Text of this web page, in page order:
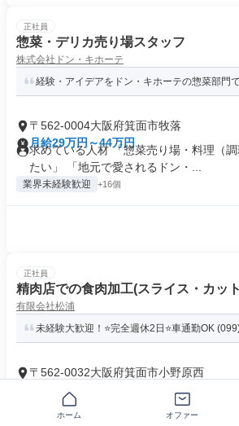
正社員
惣菜・デリカ売り場スタッフ
株式会社ドン・キホーテ
経験・アイデアをドン・キホーテの惣菜部門
〒562-0004大阪府箕面市牧落
月給29万円～44万円
求めている人材 「惣菜売り場・料理（
たい」 「地元で愛されるドン・...
業界未経験歓迎 +16個
正社員
精肉店での食肉加工(スライス・カッ
有限会社松浦
未経験大歓迎！⭐完全週休2日⭐車通勤OK
〒562-0032大阪府箕面市小野原西
月給27万5000円～40万円
求めている人材 ＝＝＝＝＝＝＝＝＝＝
＝ ⭐求める人材 ＝＝＝＝＝＝...
ホーム オファー